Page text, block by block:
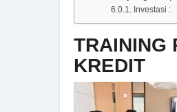
Investasi :
TRAINING
KREDIT